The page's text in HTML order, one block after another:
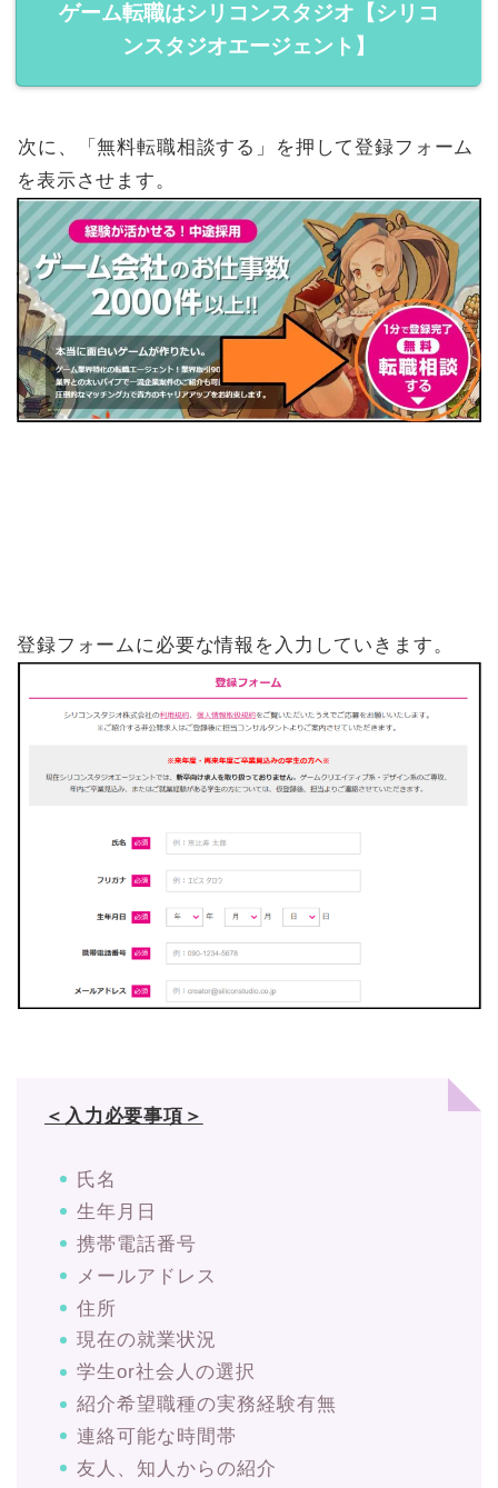
ゲーム転職はシリコンスタジオ【シリコ
ンスタジオエージェント】
次に、「無料転職相談する」を押して登録フォーム
を表示させます。
登録フォームに必要な情報を入力していきます。
＜入力必要事項＞
氏名
生年月日
携帯電話番号
メールアドレス
住所
現在の就業状況
学生or社会人の選択
紹介希望職種の実務経験有無
連絡可能な時間帯
友人、知人からの紹介